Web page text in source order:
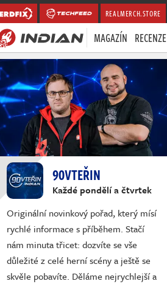
REALMERCH.STORE
MAGAZÍN RECENZE
90VTEŘIN
Každé pondělí a čtvrtek
Originální novinkový pořad, který mísí
rychlé informace s příběhem. Stačí
nám minuta třicet: dozvíte se vše
důležité z celé herní scény a ještě se
skvěle pobavíte. Děláme nejrychlejší a